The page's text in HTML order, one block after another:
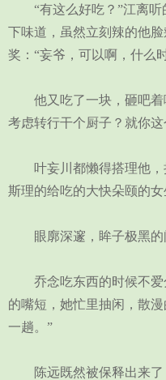
“有这么好吃？”江离听
下味道，虽然立刻辣的他
奖：“妄爷，可以啊，什么
他又吃了一块，砸吧着
考虑转行干个厨子？就你
叶妄川都懒得搭理他，
斯理的给吃的大快朵颐的女
眼廓深邃，眸子极黑的
乔念吃东西的时候不爱
的嘴短，她忙里抽闲，散
一趟。”
陈远既然被保释出来了